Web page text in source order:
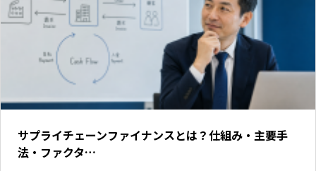
サプライチェーンファイナンスとは？仕組み・主要手
法・ファクタ…